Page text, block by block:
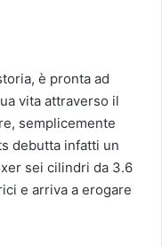
è pronta ad
vita attraverso il
semplicemente
debutta infatti un
sei cilindri da 3.6
e arriva a erogare